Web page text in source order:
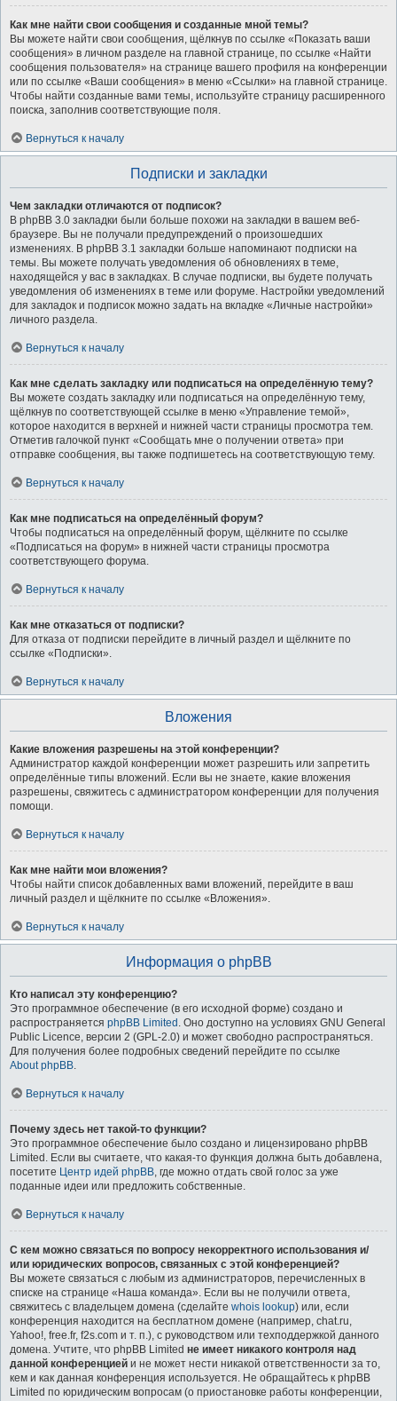
Как мне найти свои сообщения и созданные мной темы?
Вы можете найти свои сообщения, щёлкнув по ссылке «Показать ваши
сообщения» в личном разделе на главной странице, по ссылке «Найти
сообщения пользователя» на странице вашего профиля на конференции
или по ссылке «Ваши сообщения» в меню «Ссылки» на главной странице.
Чтобы найти созданные вами темы, используйте страницу расширенного
поиска, заполнив соответствующие поля.
Вернуться к началу
Подписки и закладки
Чем закладки отличаются от подписок?
В phpBB 3.0 закладки были больше похожи на закладки в вашем веб-
браузере. Вы не получали предупреждений о произошедших
изменениях. В phpBB 3.1 закладки больше напоминают подписки на
темы. Вы можете получать уведомления об обновлениях в теме,
находящейся у вас в закладках. В случае подписки, вы будете получать
уведомления об изменениях в теме или форуме. Настройки уведомлений
для закладок и подписок можно задать на вкладке «Личные настройки»
личного раздела.
Вернуться к началу
Как мне сделать закладку или подписаться на определённую тему?
Вы можете создать закладку или подписаться на определённую тему,
щёлкнув по соответствующей ссылке в меню «Управление темой»,
которое находится в верхней и нижней части страницы просмотра тем.
Отметив галочкой пункт «Сообщать мне о получении ответа» при
отправке сообщения, вы также подпишетесь на соответствующую тему.
Вернуться к началу
Как мне подписаться на определённый форум?
Чтобы подписаться на определённый форум, щёлкните по ссылке
«Подписаться на форум» в нижней части страницы просмотра
соответствующего форума.
Вернуться к началу
Как мне отказаться от подписки?
Для отказа от подписки перейдите в личный раздел и щёлкните по
ссылке «Подписки».
Вернуться к началу
Вложения
Какие вложения разрешены на этой конференции?
Администратор каждой конференции может разрешить или запретить
определённые типы вложений. Если вы не знаете, какие вложения
разрешены, свяжитесь с администратором конференции для получения
помощи.
Вернуться к началу
Как мне найти мои вложения?
Чтобы найти список добавленных вами вложений, перейдите в ваш
личный раздел и щёлкните по ссылке «Вложения».
Вернуться к началу
Информация о phpBB
Кто написал эту конференцию?
Это программное обеспечение (в его исходной форме) создано и
распространяется phpBB Limited . Оно доступно на условиях GNU General
Public Licence, версии 2 (GPL-2.0) и может свободно распространяться.
Для получения более подробных сведений перейдите по ссылке
About phpBB.
Вернуться к началу
Почему здесь нет такой-то функции?
Это программное обеспечение было создано и лицензировано phpBB
Limited. Если вы считаете, что какая-то функция должна быть добавлена,
посетите Центр идей phpBB, где можно отдать свой голос за уже
поданные идеи или предложить собственные.
Вернуться к началу
С кем можно связаться по вопросу некорректного использования и/
или юридических вопросов, связанных с этой конференцией?
Вы можете связаться с любым из администраторов, перечисленных в
списке на странице «Наша команда». Если вы не получили ответа,
свяжитесь с владельцем домена (сделайте whois lookup) или, если
конференция находится на бесплатном домене (например, chat.ru,
Yahoo!, free.fr, f2s.com и т. п.), с руководством или техподдержкой данного
домена. Учтите, что phpBB Limited не имеет никакого контроля над
данной конференцией и не может нести никакой ответственности за то,
кем и как данная конференция используется. Не обращайтесь к phpBB
Limited по юридическим вопросам (о приостановке работы конференции,